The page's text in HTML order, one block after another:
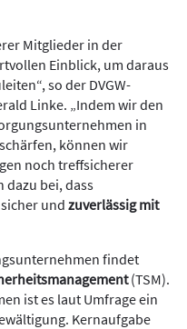
Mitglieder in der
Einblick, um daraus
so der DVGW-
Linke. „Indem wir den
in
können wir
noch treffsicherer
dazu bei, dass
und zuverlässig mit
findet
(TSM).
ist es laut Umfrage ein
Kernaufgabe